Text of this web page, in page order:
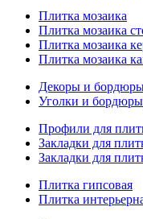
Плитка мозаика
Плитка мозаика
Плитка мозаика
Плитка мозаика
Декоры и
Уголки и
Профили для
Закладки для
Закладки для
Плитка гипсовая
Плитка